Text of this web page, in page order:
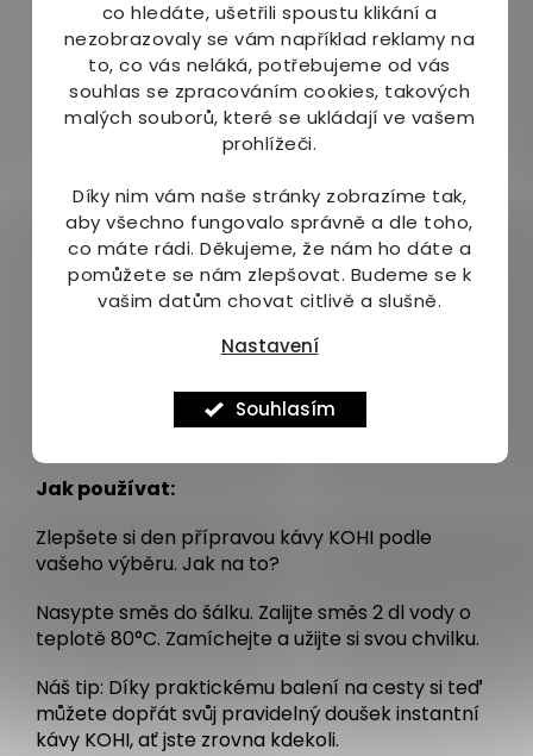
co hledáte, ušetřili spoustu klikání a
nezobrazovaly se vám například reklamy na
to, co vás neláká, potřebujeme od vás
souhlas se zpracováním cookies, takových
malých souborů, které se ukládají ve vašem
prohlížeči.
Díky nim vám naše stránky zobrazíme tak,
aby všechno fungovalo správně a dle toho,
co máte rádi. Děkujeme, že nám ho dáte a
pomůžete se nám zlepšovat. Budeme se k
vašim datům chovat citlivě a slušně.
Nastavení
Souhlasím
půdy v Asii, obohacená o
extraktyz Ašvagandy a sibiřské Čagy doplněné
o adaptogeny tulsi a eleutrokok.
Každý šálek naší prémiové instantní kávy je plný
živin, které přináší tyto mocné přísady. Zrna
svahů v Asii, jsou smíchána s extrakty z hub a
Chaga, extrakty z ašvagandy, tulsi a eleutrokoku,
které jsou známé svýmiblahodárnými účinky
na lidský organismus.
Výsledkem je nejen jedinečný chuťový zážitek, ale
také skutečný posilující nápoj. Naše káva nabízí
silnou, plnou chuť s nízkou kyselostí a tóny
čokolády, koření a ovoce,
Jak používat:
Zlepšete si den přípravou kávy KOHI podle
vašeho výběru. Jak na to?
Nasypte směs do šálku. Zalijte směs 2 dl vody o
teplotě 80°C. Zamíchejte a užijte si svou chvilku.
Náš tip: Díky praktickému balení na cesty si teď
můžete dopřát svůj pravidelný doušek instantní
kávy KOHI, ať jste zrovna kdekoli.